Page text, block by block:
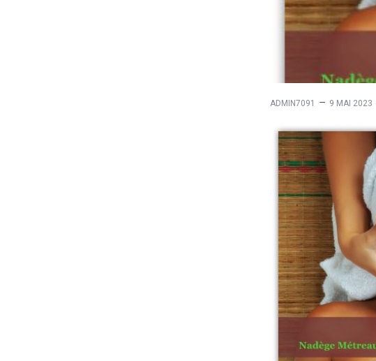
ADMIN7091 – 9 MAI 2023